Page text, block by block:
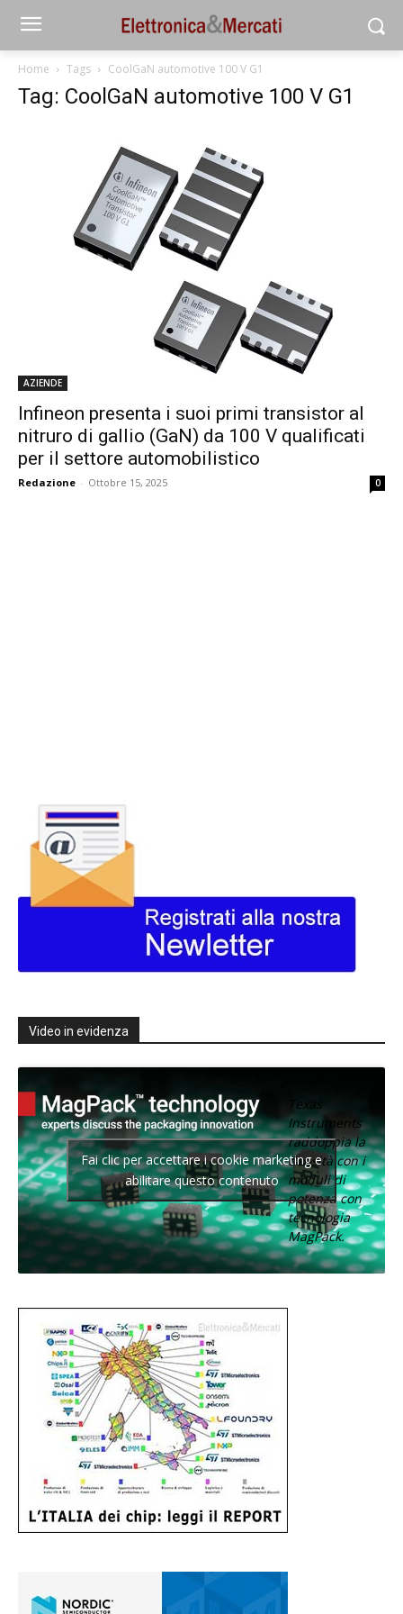
Home Tags CoolGaN automotive 100 V G1
Tag: CoolGaN automotive 100 V G1
AZIENDE
Infineon presenta i suoi primi transistor al
nitruro di gallio (GaN) da 100 V qualificati
per il settore automobilistico
Redazione - Ottobre 15, 2025 0
Video in evidenza
Texas
Instruments
raddoppia la
densità con i
moduli di
potenza con
tecnologia
MagPack.
Fai clic per accettare i cookie marketing e
abilitare questo contenuto